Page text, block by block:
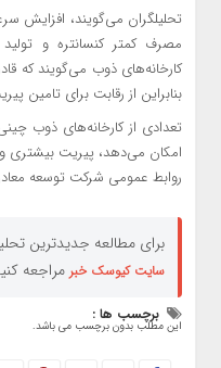
تحلیلگران می‌گویند، افزایش
مصرف کمتر کنسانتره و
کارخانه‌های ذوب می‌گویند که
بنابراین از رقابت برای تامین
تعدادی از کارخانه‌های ذوب
امکان می‌دهد، پیریت بیشتری
روابط عمومی شرکت توسعه
برای مطالعه جدیدترین
سایت کیوسک خبر مراجعه
برچسب ها :
این مطلب بدون برچسب می باشد.